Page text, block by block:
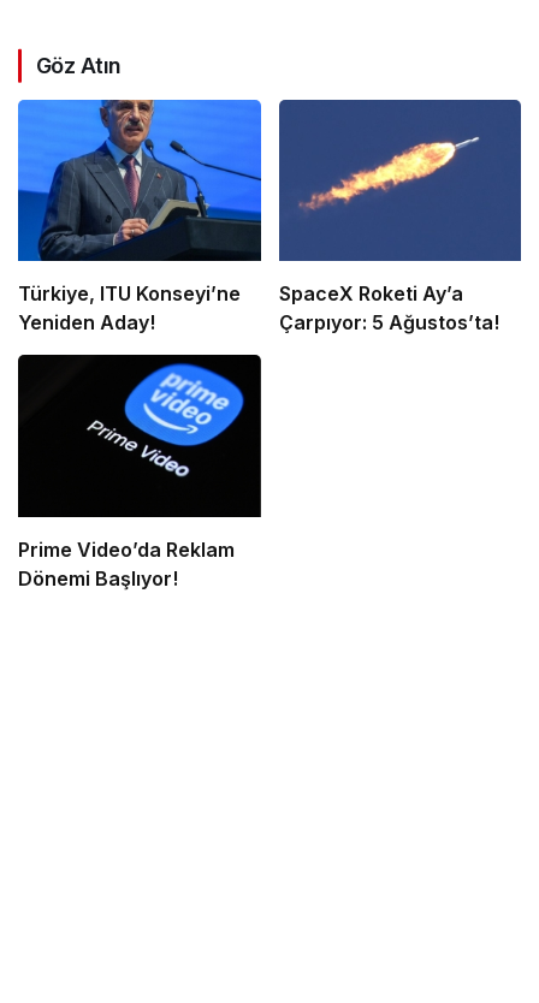
Göz Atın
Türkiye, ITU Konseyi’ne
Yeniden Aday!
SpaceX Roketi Ay’a
Çarpıyor: 5 Ağustos’ta!
Prime Video’da Reklam
Dönemi Başlıyor!